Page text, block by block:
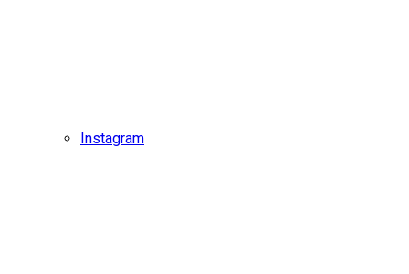
Instagram